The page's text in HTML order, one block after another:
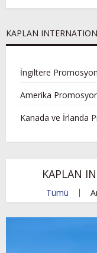
KAPLAN
İngiltere
Amerika
Kanada ve İrlanda
KAPLAN
Tümü